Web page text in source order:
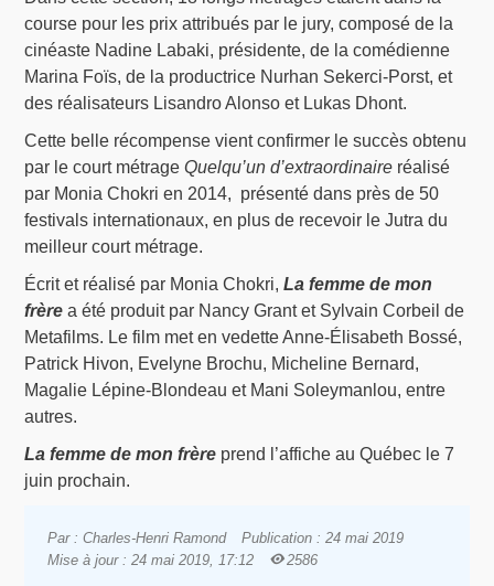
course pour les prix attribués par le jury, composé de la
cinéaste Nadine Labaki, présidente, de la comédienne
Marina Foïs, de la productrice Nurhan Sekerci-Porst, et
des réalisateurs Lisandro Alonso et Lukas Dhont.
Cette belle récompense vient confirmer le succès obtenu
par le court métrageQuelqu’un d’extraordinaire réalisé
par Monia Chokri en 2014, présenté dans près de 50
festivals internationaux, en plus de recevoir le Jutra du
meilleur court métrage.
Écrit et réalisé par Monia Chokri,La femme de mon
frère a été produit par Nancy Grant et Sylvain Corbeil de
Metafilms. Le film met en vedette Anne-Élisabeth Bossé,
Patrick Hivon, Evelyne Brochu, Micheline Bernard,
Magalie Lépine-Blondeau et Mani Soleymanlou, entre
autres.
La femme de mon frère prend l’affiche au Québec le 7
juin prochain.
Par : Charles-Henri Ramond
Publication : 24 mai 2019
Mise à jour : 24 mai 2019, 17:12
2586